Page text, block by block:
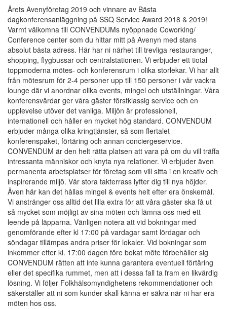
Årets Avenyföretag 2019 och vinnare av Bästa
dagkonferensanläggning på SSQ Service Award 2018 & 2019!
Varmt välkomna till CONVENDUMs nyöppnade Coworking/
Conference center som du hittar mitt på Avenyn med stans
absolut bästa adress. Här har ni närhet till trevliga restauranger,
shopping, flygbussar och centralstationen. Vi erbjuder ett tiotal
toppmoderna mötes- och konferensrum i olika storlekar. Vi har allt
från mötesrum för 2-4 personer upp till 150 personer i vår vackra
lounge där vi anordnar olika events, mingel och utställningar. Våra
konferensvärdar ger våra gäster förstklassig service och en
upplevelse utöver det vanliga. Miljön är professionell,
internationell och håller en mycket hög standard. CONVENDUM
erbjuder många olika kringtjänster, så som flertalet
konferenspaket, förtäring och annan conciergeservice.
CONVENDUM är den helt rätta platsen att vara på om du vill träffa
intressanta människor och knyta nya relationer. Vi erbjuder även
permanenta arbetsplatser för företag som vill sitta i en kreativ och
inspirerande miljö. Vår stora takterrass lyfter dig till nya höjder.
Även här kan det hållas mingel & events helt efter era önskemål.
Vi anstränger oss alltid det lilla extra för att våra gäster ska få ut
så mycket som möjligt av sina möten och lämna oss med ett
leende på läpparna. Vänligen notera att vid bokningar med
genomförande efter kl 17:00 på vardagar samt lördagar och
söndagar tillämpas andra priser för lokaler. Vid bokningar som
inkommer efter kl. 17:00 dagen före bokat möte förbehåller sig
CONVENDUM rätten att inte kunna garantera eventuell förtäring
eller det specifika rummet, men att i dessa fall ta fram en likvärdig
lösning. Vi följer Folkhälsomyndighetens rekommendationer och
säkerställer att ni som kunder skall känna er säkra när ni har era
möten hos oss.